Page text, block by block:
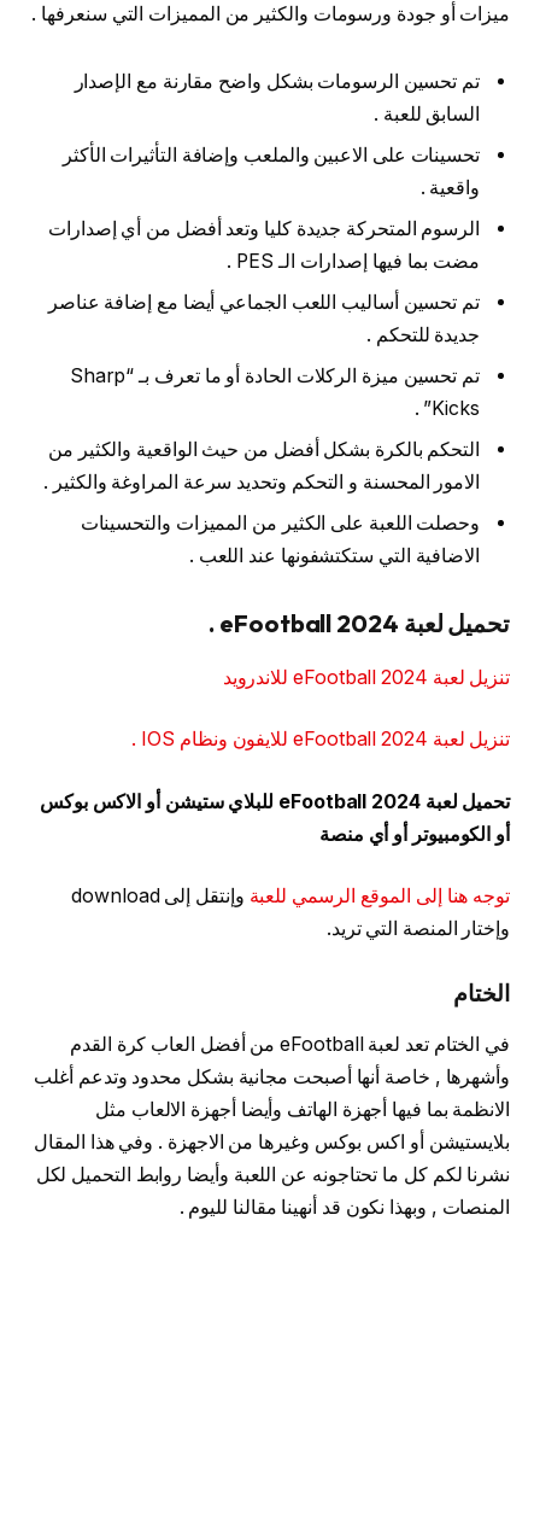
ميزات أو جودة ورسومات والكثير من المميزات التي سنعرفها .
تم تحسين الرسومات بشكل واضح مقارنة مع الإصدار
السابق للعبة .
تحسينات على الاعبين والملعب وإضافة التأثيرات الأكثر
واقعية .
الرسوم المتحركة جديدة كليا وتعد أفضل من أي إصدارات
مضت بما فيها إصدارات الـ PES .
تم تحسين أساليب اللعب الجماعي أيضا مع إضافة عناصر
جديدة للتحكم .
تم تحسين ميزة الركلات الحادة أو ما تعرف بـ “Sharp
Kicks” .
التحكم بالكرة بشكل أفضل من حيث الواقعية والكثير من
الامور المحسنة و التحكم وتحديد سرعة المراوغة والكثير .
وحصلت اللعبة على الكثير من المميزات والتحسينات
الاضافية التي ستكتشفونها عند اللعب .
تحميل لعبة eFootball 2024 .
تنزيل لعبة eFootball 2024 للاندرويد
تنزيل لعبة eFootball 2024 للايفون ونظام IOS .
تحميل لعبة eFootball 2024 للبلاي ستيشن أو الاكس بوكس
أو الكومبيوتر أو أي منصة
توجه هنا إلى الموقع الرسمي للعبة
وإنتقل إلى download
وإختار المنصة التي تريد.
الختام
في الختام تعد لعبة eFootball من أفضل العاب كرة القدم
وأشهرها , خاصة أنها أصبحت مجانية بشكل محدود وتدعم أغلب
الانظمة بما فيها أجهزة الهاتف وأيضا أجهزة الالعاب مثل
بلايستيشن أو اكس بوكس وغيرها من الاجهزة . وفي هذا المقال
نشرنا لكم كل ما تحتاجونه عن اللعبة وأيضا روابط التحميل لكل
المنصات , وبهذا نكون قد أنهينا مقالنا لليوم .